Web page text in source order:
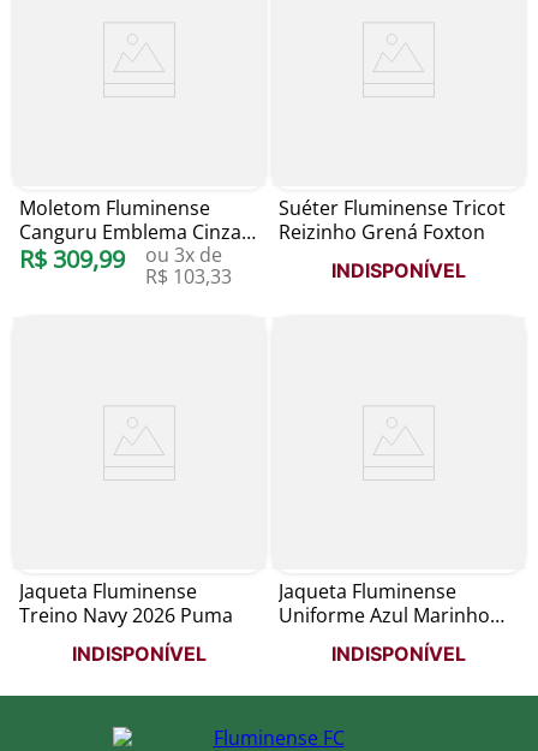
Moletom Fluminense
Canguru Emblema Cinza
1A503A Starter
R$ 309,99 ou 3x de
R$ 103,33
Suéter Fluminense Tricot
Reizinho Grená Foxton
INDISPONÍVEL
Jaqueta Fluminense
Treino Navy 2026 Puma
INDISPONÍVEL
Jaqueta Fluminense
Uniforme Azul Marinho
INDISPONÍVEL